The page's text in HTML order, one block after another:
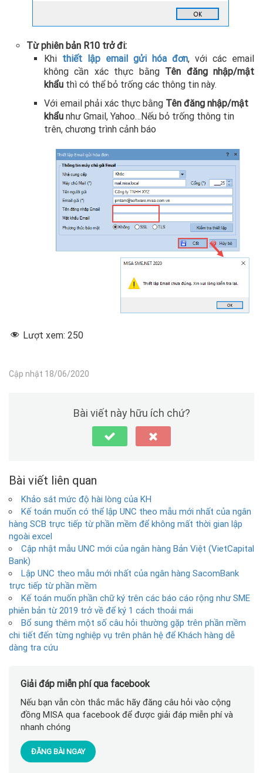
Từ phiên bản R10 trở đi:
Khi thiết lập email gửi hóa đơn, với các email
không cần xác thực bằng Tên đăng nhập/mật
khẩu thì có thể bỏ trống các thông tin này.
Với email phải xác thực bằng Tên đăng nhập/mật
khẩu như Gmail, Yahoo…Nếu bỏ trống thông tin
trên, chương trình cảnh báo
Lượt xem: 250
Cập nhật 18/06/2020
Bài viết này hữu ích chứ?
Bài viết liên quan
Khảo sát mức độ hài lòng của KH
Kế toán muốn có thể lập UNC theo mẫu mới nhất của ngân
hàng SCB trực tiếp từ phần mềm để không mất thời gian lập
ngoài excel
Cập nhật mẫu UNC mới của ngân hàng Bản Việt (VietCapital
Bank)
Lập UNC theo mẫu mới nhất của ngân hàng SacomBank
trực tiếp từ phần mềm
Kế toán muốn phần chữ ký trên các báo cáo rộng như SME
phiên bản từ 2019 trở về để ký 1 cách thoải mái
Bổ sung thêm một số câu hỏi thường gặp trên phần mềm
chi tiết đến từng nghiệp vụ trên phân hệ để Khách hàng dễ
dàng tra cứu
Giải đáp miễn phí qua facebook
Nếu bạn vẫn còn thắc mắc hãy đăng câu hỏi vào cộng
đồng MISA qua facebook để được giải đáp miễn phí và
nhanh chóng
ĐĂNG BÀI NGAY